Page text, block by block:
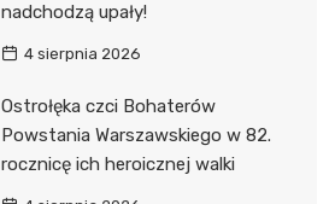
nadchodzą upały!
4 sierpnia 2026
Ostrołęka czci Bohaterów
Powstania Warszawskiego w 82.
rocznicę ich heroicznej walki